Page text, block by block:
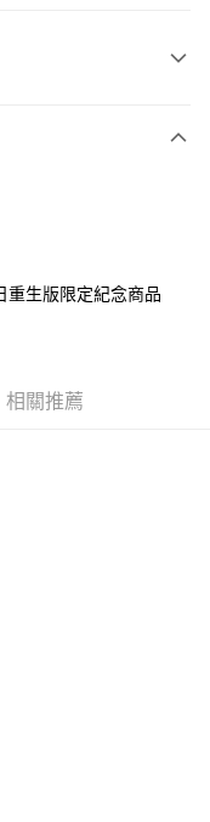
重生版限定紀念商品
相關推薦